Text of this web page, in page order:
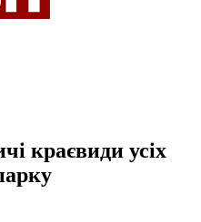
краєвиди усіх